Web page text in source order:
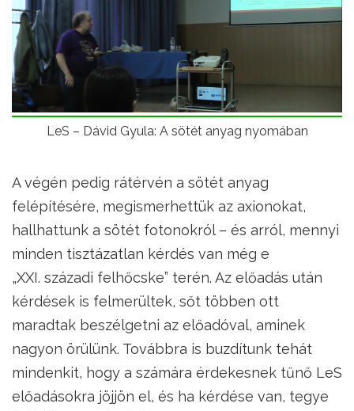
LeS – Dávid Gyula: A sötét anyag nyomában
A végén pedig rátérvén a sötét anyag
felépítésére, megismerhettük az axionokat,
hallhattunk a sötét fotonokról – és arról, mennyi
minden tisztázatlan kérdés van még e
„XXI. századi felhőcske” terén. Az előadás után
kérdések is felmerültek, sőt többen ott
maradtak beszélgetni az előadóval, aminek
nagyon örülünk. Továbbra is buzdítunk tehát
mindenkit, hogy a számára érdekesnek tűnő LeS
előadásokra jöjjön el, és ha kérdése van, tegye